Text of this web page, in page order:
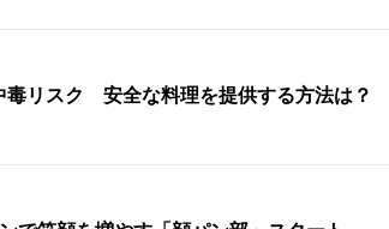
毒リスク 安全な料理を提供する方法は？